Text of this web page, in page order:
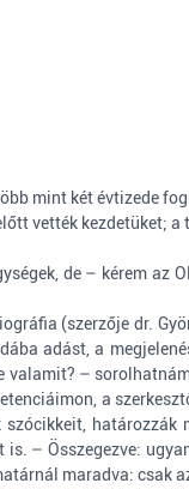
mint két évtizede
vették kezdetüket;
de – kérem az
(szerzője dr.
adást, a
–
a
– Összegezve:
maradva: csak